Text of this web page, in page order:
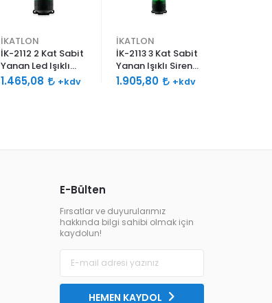
İKATLON
İK-2112 2 Kat Sabit
Yanan Led Işıklı
Siren 120db Çift
1.465,08 +kdv
İKATLON
İK-2113 3 Kat Sabit
Yanan Işıklı Siren
120db Çift Sesli
1.905,80 +kdv
E-Bülten
Fırsatlar ve duyurularımız
hakkında bilgi sahibi olmak için
kaydolun!
HEMEN KAYDOL